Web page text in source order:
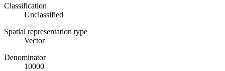
Classification
Unclassified
Spatial representation type
Vector
Denominator
10000